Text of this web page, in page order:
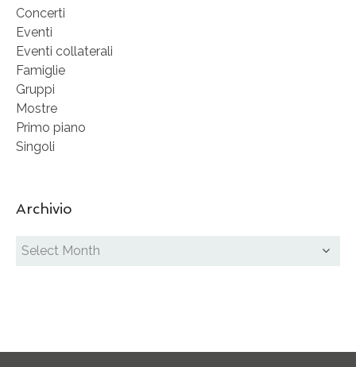
Concerti
Eventi
Eventi collaterali
Famiglie
Gruppi
Mostre
Primo piano
Singoli
Archivio